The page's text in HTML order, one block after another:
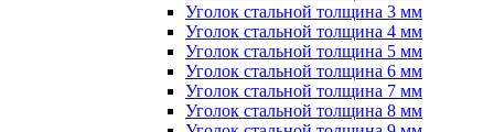
Уголок стальной толщина 3 мм
Уголок стальной толщина 4 мм
Уголок стальной толщина 5 мм
Уголок стальной толщина 6 мм
Уголок стальной толщина 7 мм
Уголок стальной толщина 8 мм